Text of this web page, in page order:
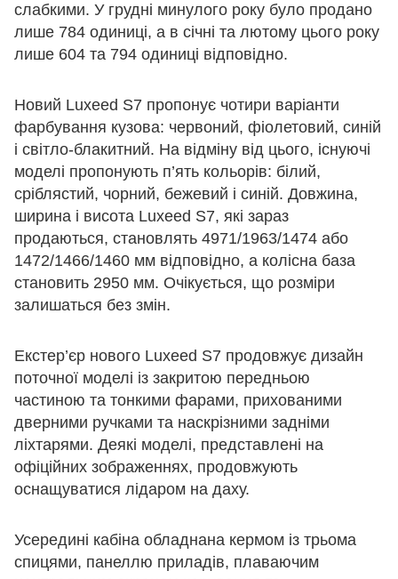
слабкими. У грудні минулого року було продано
лише 784 одиниці, а в січні та лютому цього року
лише 604 та 794 одиниці відповідно.
Новий Luxeed S7 пропонує чотири варіанти
фарбування кузова: червоний, фіолетовий, синій
і світло-блакитний. На відміну від цього, існуючі
моделі пропонують п’ять кольорів: білий,
сріблястий, чорний, бежевий і синій. Довжина,
ширина і висота Luxeed S7, які зараз
продаються, становлять 4971/1963/1474 або
1472/1466/1460 мм відповідно, а колісна база
становить 2950 мм. Очікується, що розміри
залишаться без змін.
Екстер’єр нового Luxeed S7 продовжує дизайн
поточної моделі із закритою передньою
частиною та тонкими фарами, прихованими
дверними ручками та наскрізними задніми
ліхтарями. Деякі моделі, представлені на
офіційних зображеннях, продовжують
оснащуватися лідаром на даху.
Усередині кабіна обладнана кермом із трьома
спицями, панеллю приладів, плаваючим